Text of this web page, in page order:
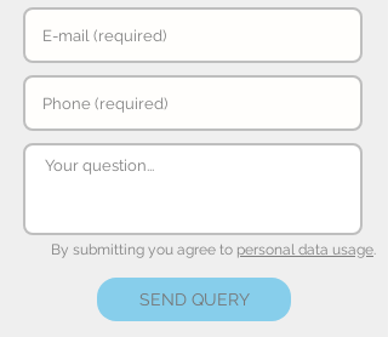
By submitting you agree to personal data usage.
SEND QUERY